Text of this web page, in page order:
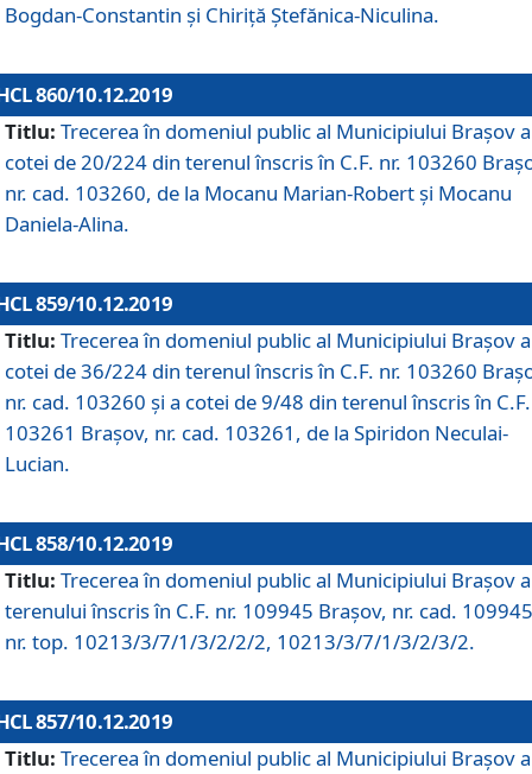
Bogdan-Constantin și Chiriță Ștefănica-Niculina.
860/10.12.2019
Titlu: Trecerea în domeniul public al Municipiului Braşov a
cotei de 20/224 din terenul înscris în C.F. nr. 103260
nr. cad. 103260, de la Mocanu Marian-Robert și Mocanu
Daniela-Alina.
859/10.12.2019
Titlu: Trecerea în domeniul public al Municipiului Braşov a
cotei de 36/224 din terenul înscris în C.F. nr. 103260
nr. cad. 103260 și a cotei de 9/48 din terenul înscris în
103261 Brașov, nr. cad. 103261, de la Spiridon Neculai-
Lucian.
858/10.12.2019
Titlu: Trecerea în domeniul public al Municipiului Braşov a
terenului înscris în C.F. nr. 109945 Brașov, nr. cad.
nr. top. 10213/3/7/1/3/2/2/2, 10213/3/7/1/3/2/3/2.
857/10.12.2019
Titlu: Trecerea în domeniul public al Municipiului Braşov a